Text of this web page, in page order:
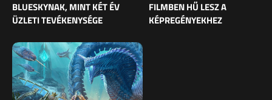
BLUESKYNAK, MINT KÉT ÉV
ÜZLETI TEVÉKENYSÉGE
FILMBEN HŰ LESZ A
KÉPREGÉNYEKHEZ